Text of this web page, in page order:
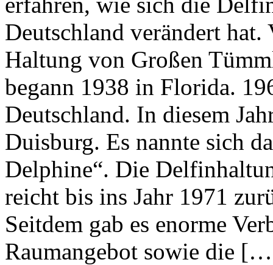
Deutschland verändert
Haltung von Großen
begann 1938 in Florida.
Deutschland. In diesem
Duisburg. Es nannte sich
Delphine“. Die
reicht bis ins Jahr 1971
Seitdem gab es enorme
Raumangebot sowie die